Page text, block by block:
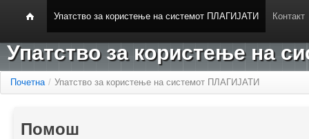
Упатство за користење на системот ПЛАГИЈАТИ Контакт
Упатство за користење на
Почетна / Упатство за користење на системот ПЛАГИЈАТИ
Помош